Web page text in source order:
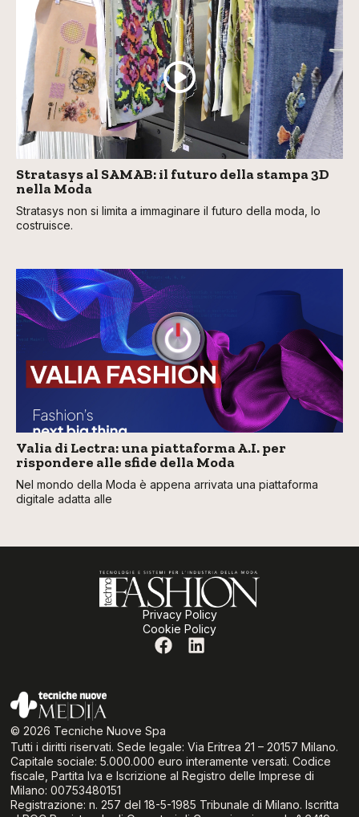
Stratasys al SAMAB: il futuro della stampa 3D
nella Moda
Stratasys non si limita a immaginare il futuro della moda, lo
costruisce.
Valia di Lectra: una piattaforma A.I. per
rispondere alle sfide della Moda
Nel mondo della Moda è appena arrivata una piattaforma
digitale adatta alle
Privacy Policy
Cookie Policy
© 2026 Tecniche Nuove Spa
Tutti i diritti riservati. Sede legale: Via Eritrea 21 – 20157 Milano.
Capitale sociale: 5.000.000 euro interamente versati. Codice
fiscale, Partita Iva e Iscrizione al Registro delle Imprese di
Milano: 00753480151
Registrazione: n. 257 del 18-5-1985 Tribunale di Milano. Iscritta